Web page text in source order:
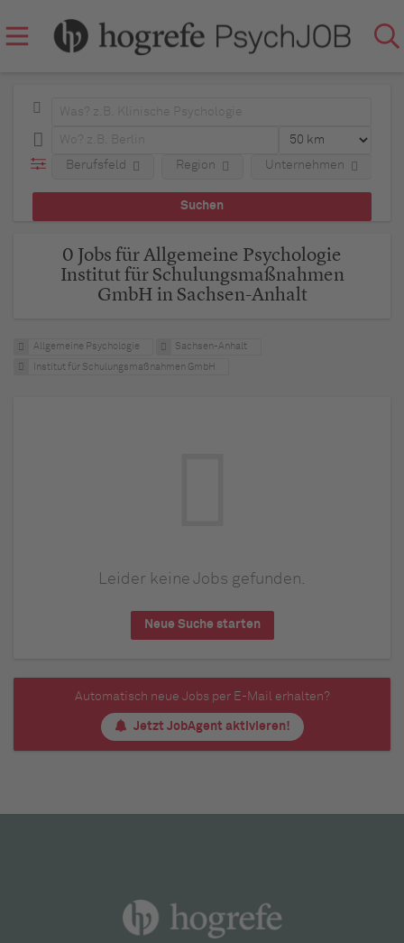
Berufsfeld Region Unternehmen
0 Jobs für Allgemeine Psychologie
Institut für Schulungsmaßnahmen
GmbH in Sachsen-Anhalt
Allgemeine Psychologie Sachsen-Anhalt
Institut für Schulungsmaßnahmen GmbH
Leider keine Jobs gefunden.
Neue Suche starten
Automatisch neue Jobs per E-Mail erhalten?
Jetzt JobAgent aktivieren!